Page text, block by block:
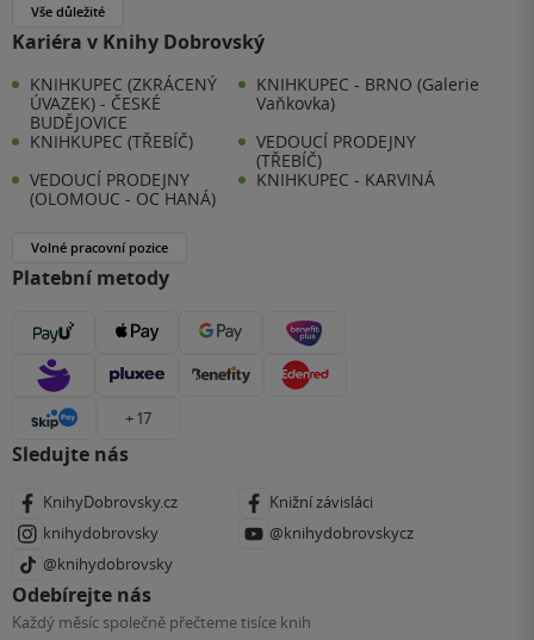
Vše důležité
Kariéra v Knihy Dobrovský
KNIHKUPEC (ZKRÁCENÝ
ÚVAZEK) - ČESKÉ
BUDĚJOVICE
KNIHKUPEC - BRNO (Galerie
Vaňkovka)
KNIHKUPEC (TŘEBÍČ)
VEDOUCÍ PRODEJNY
(TŘEBÍČ)
VEDOUCÍ PRODEJNY
(OLOMOUC - OC HANÁ)
KNIHKUPEC - KARVINÁ
Volné pracovní pozice
Platební metody
+ 17
Sledujte nás
KnihyDobrovsky.cz
Knižní závisláci
knihydobrovsky
@knihydobrovskycz
@knihydobrovsky
Odebírejte nás
Každý měsíc společně přečteme tisíce knih